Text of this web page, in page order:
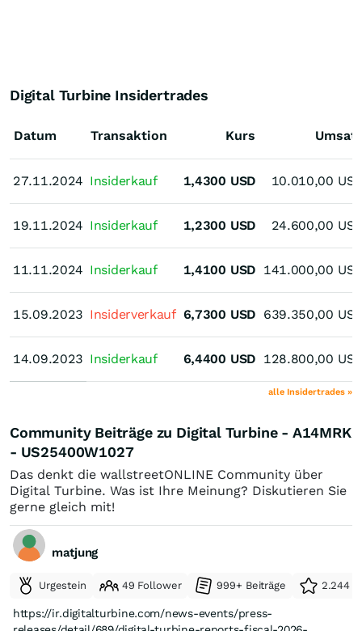
Digital Turbine Insidertrades
Datum
27.11.2024
19.11.2024
11.11.2024
15.09.2023
14.09.2023
Transaktion Kurs Umsatz
27.11.2024 Insiderkauf 1,4300 USD 10.010,00
19.11.2024 Insiderkauf 1,2300 USD 24.600,00
11.11.2024 Insiderkauf 1,4100 USD 141.000,00
15.09.2023 Insiderverkauf 6,7300 USD 639.350,00
14.09.2023 Insiderkauf 6,4400 USD 128.800,00
alle Insidertrades »
Community Beiträge zu Digital Turbine - A14MRK
- US25400W1027
Das denkt die wallstreetONLINE Community über
Digital Turbine. Was ist Ihre Meinung? Diskutieren Sie
gerne gleich mit!
matjung
Urgestein 49 Follower 999+ Beiträge 2.244
https://ir.digitalturbine.com/news-events/press-